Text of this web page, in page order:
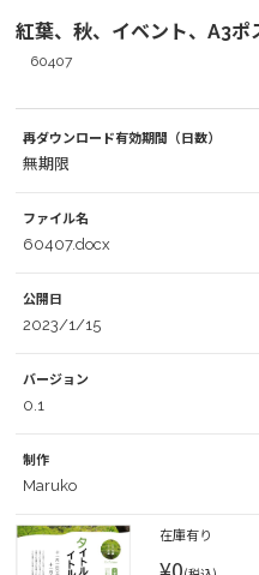
紅葉、秋、イベント、A3
60407
再ダウンロード有効期間（日数）
無期限
ファイル名
60407.docx
公開日
2023/1/15
バージョン
0.1
制作
Maruko
在庫有り